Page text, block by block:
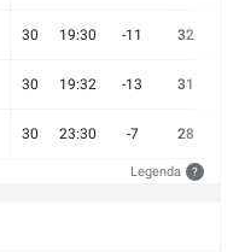
30 19:30 -11 32
30 19:32 -13 31
30 23:30 -7 28
Legenda ?